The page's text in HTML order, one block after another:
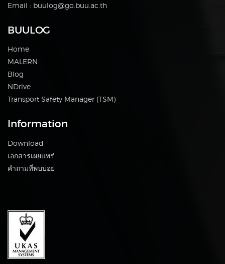
Email : buulog@go.buu.ac.th
BUULOG
Home
MALERN
Blog
NDrive
Transport Safety Manager (TSM)
Information
Download
เอกสารเผยแพร่
คำถามที่พบบ่อย